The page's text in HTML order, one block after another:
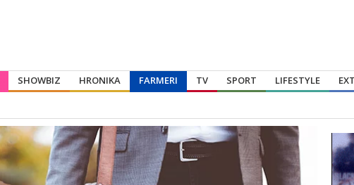
SHOWBIZ HRONIKA FARMERI TV SPORT LIFESTYLE